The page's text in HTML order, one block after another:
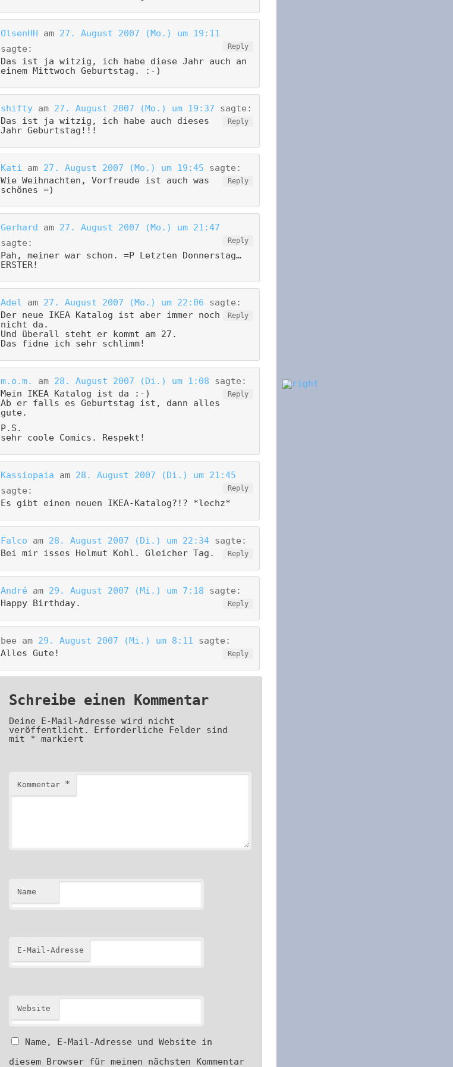
OlsenHH am 27. August 2007 (Mo.) um 19:11
sagte:
Reply
Das ist ja witzig, ich habe diese Jahr auch an
einem Mittwoch Geburtstag. :-)
shifty am 27. August 2007 (Mo.) um 19:37 sagte:
Reply
Das ist ja witzig, ich habe auch dieses
Jahr Geburtstag!!!
Kati am 27. August 2007 (Mo.) um 19:45 sagte:
Reply
Wie Weihnachten, Vorfreude ist auch was
schönes =)
Gerhard am 27. August 2007 (Mo.) um 21:47
sagte:
Reply
Pah, meiner war schon. =P Letzten Donnerstag…
ERSTER!
Adel am 27. August 2007 (Mo.) um 22:06 sagte:
Reply
Der neue IKEA Katalog ist aber immer noch
nicht da.
Und überall steht er kommt am 27.
Das fidne ich sehr schlimm!
m.o.m. am 28. August 2007 (Di.) um 1:08 sagte:
Reply
Mein IKEA Katalog ist da :-)
Ab er falls es Geburtstag ist, dann alles
gute.
P.S.
sehr coole Comics. Respekt!
Kassiopaia am 28. August 2007 (Di.) um 21:45
sagte:
Reply
Es gibt einen neuen IKEA-Katalog?!? *lechz*
Falco am 28. August 2007 (Di.) um 22:34 sagte:
Reply
Bei mir isses Helmut Kohl. Gleicher Tag.
André am 29. August 2007 (Mi.) um 7:18 sagte:
Reply
Happy Birthday.
bee am 29. August 2007 (Mi.) um 8:11 sagte:
Reply
Alles Gute!
Schreibe einen Kommentar
Deine E-Mail-Adresse wird nicht
veröffentlicht.
Erforderliche Felder sind
mit * markiert
Kommentar *
Name
E-Mail-Adresse
Website
Name, E-Mail-Adresse und Website in
diesem Browser für meinen nächsten Kommentar